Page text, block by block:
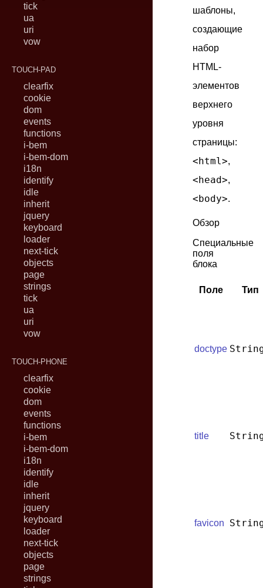
tick
ua
uri
vow
TOUCH-PAD
clearfix
cookie
dom
events
functions
i-bem
i-bem-dom
i18n
identify
idle
inherit
jquery
keyboard
loader
next-tick
objects
page
strings
tick
ua
uri
vow
TOUCH-PHONE
clearfix
cookie
dom
events
functions
i-bem
i-bem-dom
i18n
identify
idle
inherit
jquery
keyboard
loader
next-tick
objects
page
strings
шаблоны,
создающие
набор
HTML-
элементов
верхнего
уровня
страницы:
<html>,
<head>,
<body>.
Обзор
Специальные
поля
блока
Поле Тип
doctype
title
favicon